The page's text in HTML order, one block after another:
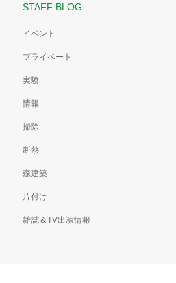
STAFF BLOG
イベント
プライベート
実験
情報
掃除
断熱
森建築
片付け
雑誌＆TV出演情報